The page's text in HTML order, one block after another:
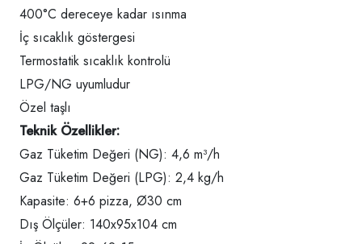
400°C dereceye kadar ısınma
İç sıcaklık göstergesi
Termostatik sıcaklık kontrolü
LPG/NG uyumludur
Özel taşlı
Teknik Özellikler:
Gaz Tüketim Değeri (NG): 4,6 m³/h
Gaz Tüketim Değeri (LPG): 2,4 kg/h
Kapasite: 6+6 pizza, Ø30 cm
Dış Ölçüler: 140x95x104 cm